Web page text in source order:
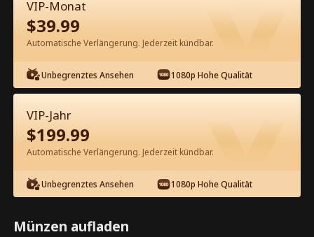
Episode 27 - Die Gangsterkönigin
und der Prinz Kompletter Film
1-50 51-56
27 28 30 31
VIP-Monat
$39.99
Automatische Verlängerung. Jederzeit kündbar.
Unbegrenztes Ansehen 1080p Hohe Qualität
VIP-Jahr
$199.99
Automatische Verlängerung. Jederzeit kündbar.
Unbegrenztes Ansehen 1080p Hohe Qualität
Münzen aufladen